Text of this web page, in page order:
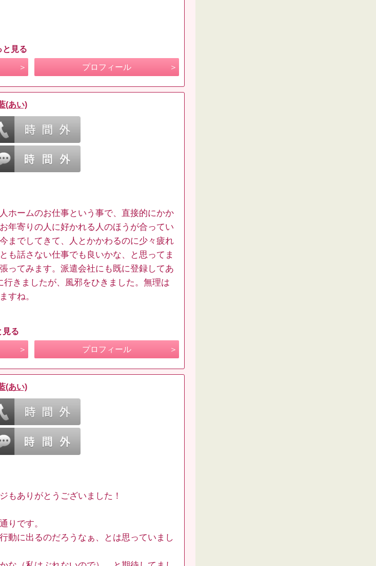
と見る
プロフィール
(あい)
ホームのお仕事という事で、直接的にかか
年寄りの人に好かれる人のほうが合ってい
までしてきて、人とかかわるのに少々疲れ
も話さない仕事でも良いかな、と思ってま
ってみます。派遣会社にも既に登録してあ
行きましたが、風邪をひきました。無理は
すね。
見る
プロフィール
(あい)
もありがとうございました！
りです。
動に出るのだろうなぁ、とは思っていまし